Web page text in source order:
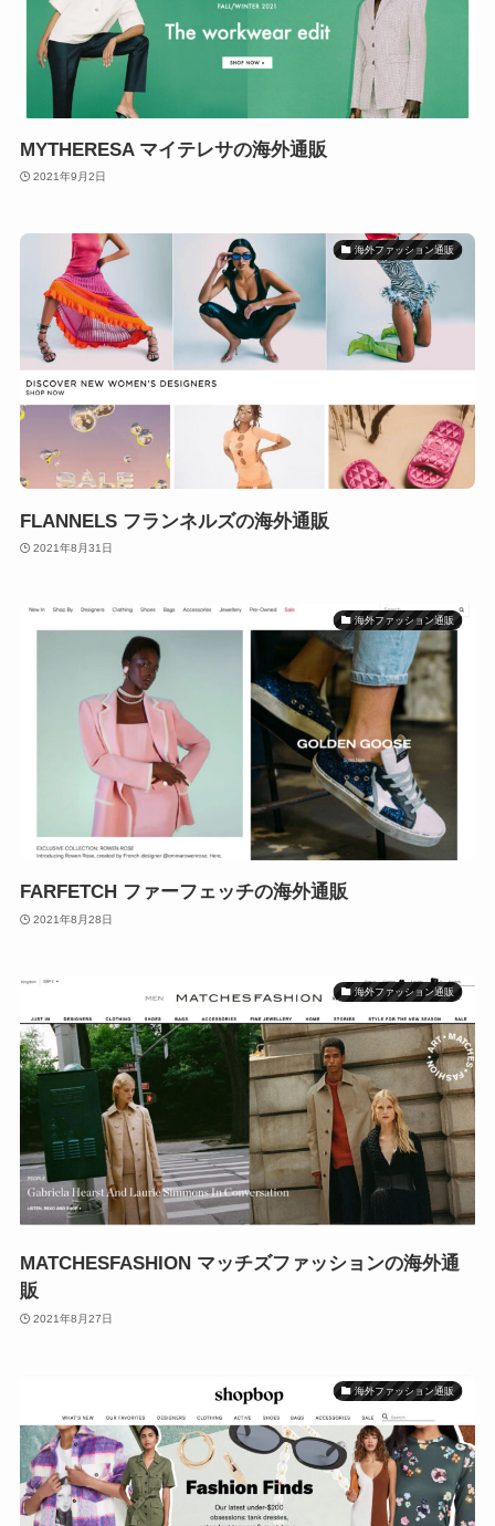
MYTHERESA マイテレサの海外通販
2021年9月2日
海外ファッション通販
FLANNELS フランネルズの海外通販
2021年8月31日
海外ファッション通販
FARFETCH ファーフェッチの海外通販
2021年8月28日
海外ファッション通販
MATCHESFASHION マッチズファッションの海外通
販
2021年8月27日
海外ファッション通販